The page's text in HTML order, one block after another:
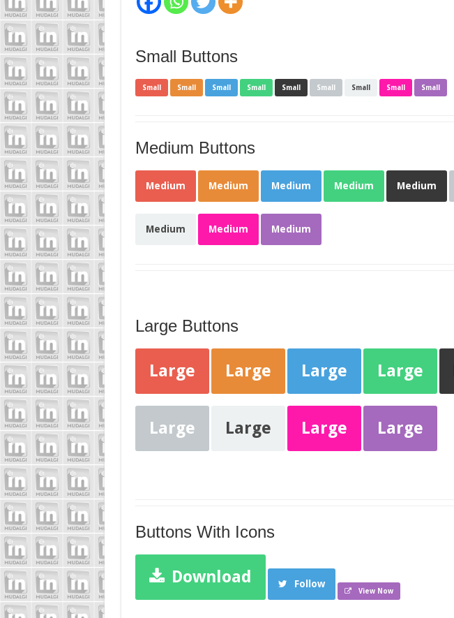
Small Buttons
Small Small Small Small Small Small Small Small Small
Medium Buttons
Medium Medium Medium Medium Medium
Medium Medium Medium
Large Buttons
Large Large Large Large
Large Large Large Large
Buttons With Icons
Download Follow
View Now